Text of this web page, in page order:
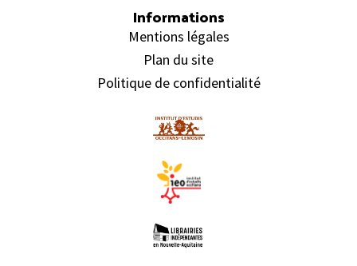
Informations
Mentions légales
Plan du site
Politique de confidentialité